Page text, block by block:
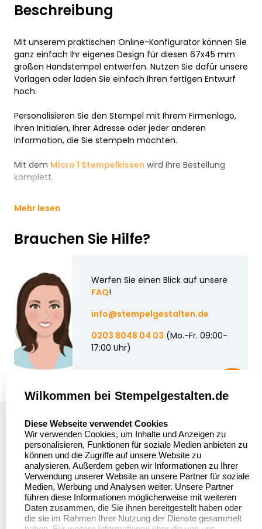
Beschreibung
Mit unserem praktischen Online-Konfigurator können Sie
ganz einfach Ihr eigenes Design für diesen 67x45 mm
großen Handstempel entwerfen. Nutzen Sie dafür unsere
Vorlagen oder laden Sie einfach Ihren fertigen Entwurf
hoch.
Personalisieren Sie den Stempel mit Ihrem Firmenlogo,
Ihren Initialen, Ihrer Adresse oder jeder anderen
Information, die Sie stempeln möchten.
Mit dem Micro 1 Stempelkissen wird Ihre Bestellung
komplett.
Mehr lesen
Brauchen Sie Hilfe?
Werfen Sie einen Blick auf unsere
FAQ!
info@stempelgestalten.de
0203 8048 04 03 (Mo.-Fr. 09:00-
17:00 Uhr)
Stempelgestalten.de
Asterlager Straße 97
47228 Duisburg
Deutschland
Über uns
Sitemap
Alle
Stempelinformationen
Wilkommen bei Stempelgestalten.de
Diese Webseite verwendet Cookies
Wir verwenden Cookies, um Inhalte und Anzeigen zu
personalisieren, Funktionen für soziale Medien anbieten zu
können und die Zugriffe auf unsere Website zu
analysieren. Außerdem geben wir Informationen zu Ihrer
Verwendung unserer Website an unsere Partner für soziale
Medien, Werbung und Analysen weiter. Unsere Partner
führen diese Informationen möglicherweise mit weiteren
Daten zusammen, die Sie ihnen bereitgestellt haben oder
die sie im Rahmen Ihrer Nutzung der Dienste gesammelt